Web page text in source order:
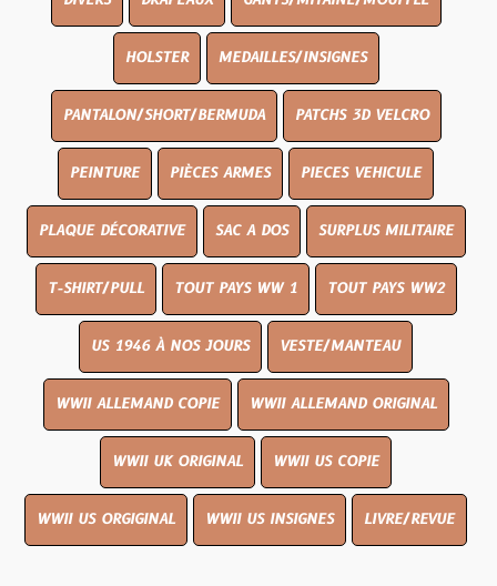
HOLSTER MEDAILLES/INSIGNES
PANTALON/SHORT/BERMUDA PATCHS 3D VELCRO
PEINTURE PIÈCES ARMES PIECES VEHICULE
PLAQUE DÉCORATIVE SAC A DOS SURPLUS MILITAIRE
T-SHIRT/PULL TOUT PAYS WW 1 TOUT PAYS WW2
US 1946 À NOS JOURS VESTE/MANTEAU
WWII ALLEMAND COPIE WWII ALLEMAND ORIGINAL
WWII UK ORIGINAL WWII US COPIE
WWII US ORGIGINAL WWII US INSIGNES LIVRE/REVUE